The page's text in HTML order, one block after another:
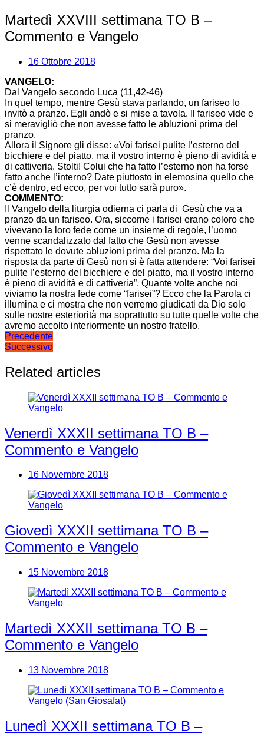
Martedì XXVIII settimana TO B –
Commento e Vangelo
16 Ottobre 2018
VANGELO:
Dal Vangelo secondo Luca (11,42-46)
In quel tempo, mentre Gesù stava parlando, un fariseo lo
invitò a pranzo. Egli andò e si mise a tavola. Il fariseo vide e
si meravigliò che non avesse fatto le abluzioni prima del
pranzo.
Allora il Signore gli disse: «Voi farisei pulite l’esterno del
bicchiere e del piatto, ma il vostro interno è pieno di avidità e
di cattiveria. Stolti! Colui che ha fatto l’esterno non ha forse
fatto anche l’interno? Date piuttosto in elemosina quello che
c’è dentro, ed ecco, per voi tutto sarà puro».
COMMENTO:
Il Vangelo della liturgia odierna ci parla di Gesù che va a
pranzo da un fariseo. Ora, siccome i farisei erano coloro che
vivevano la loro fede come un insieme di regole, l’uomo
venne scandalizzato dal fatto che Gesù non avesse
rispettato le dovute abluzioni prima del pranzo. Ma la
risposta da parte di Gesù non si è fatta attendere: “Voi farisei
pulite l’esterno del bicchiere e del piatto, ma il vostro interno
è pieno di avidità e di cattiveria”. Quante volte anche noi
viviamo la nostra fede come “farisei”? Ecco che la Parola ci
illumina e ci mostra che non verremo giudicati da Dio solo
sulle nostre esteriorità ma soprattutto su tutte quelle volte che
avremo accolto interiormente un nostro fratello.
Navigazione
articoli
Precedente
Successivo
Related articles
Venerdì XXXII settimana TO B –
Commento e Vangelo
16 Novembre 2018
Giovedì XXXII settimana TO B –
Commento e Vangelo
15 Novembre 2018
Martedì XXXII settimana TO B –
Commento e Vangelo
13 Novembre 2018
Lunedì XXXII settimana TO B –